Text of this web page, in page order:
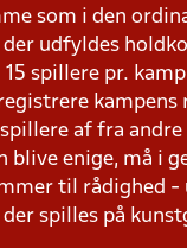
som i den
der udfyldes
spillere pr.
kampens
af fra
blive enige, må i
til rådighed
der spilles på